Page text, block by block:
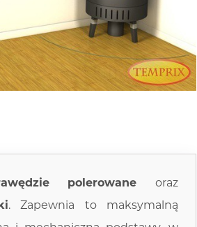
polerowane oraz
. Zapewnia to maksymalną